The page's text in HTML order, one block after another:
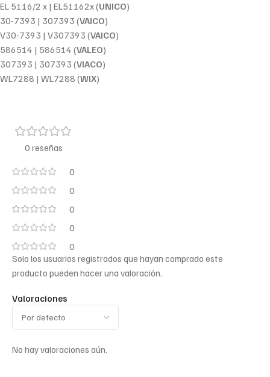
EL 5116/2 x | EL51162x (UNICO)
30-7393 | 307393 (VAICO)
V30-7393 | V307393 (VAICO)
586514 | 586514 (VALEO)
307393 | 307393 (VIACO)
WL7288 | WL7288 (WIX)
0 reseñas
0
0
0
0
0
Valoraciones
No hay valoraciones aún.
Solo los usuarios registrados que hayan comprado este
producto pueden hacer una valoración.